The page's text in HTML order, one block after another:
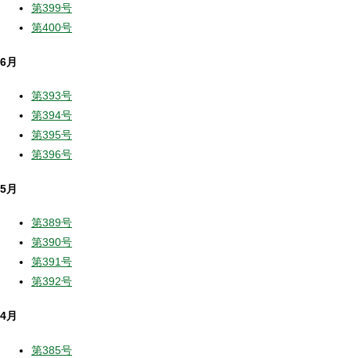
第399号
第400号
6月
第393号
第394号
第395号
第396号
5月
第389号
第390号
第391号
第392号
4月
第385号